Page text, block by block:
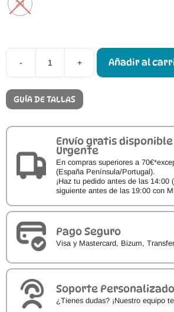
24
-
Calzado
Respetuoso
+ Añadir al
GUÍA DE TALLAS
Envío gratis
Urgente
En compras superiores a
(España Península/Portugal).
¡Haz tu pedido antes de las 14:00
siguiente antes de las 19:00 con
Pago Seguro
Visa y Mastercard, Bizum,
Soporte Personalizado
¿Tienes dudas? ¡Nuestro equipo